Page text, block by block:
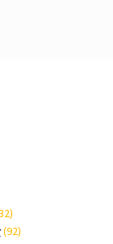
32
Produkte
9292